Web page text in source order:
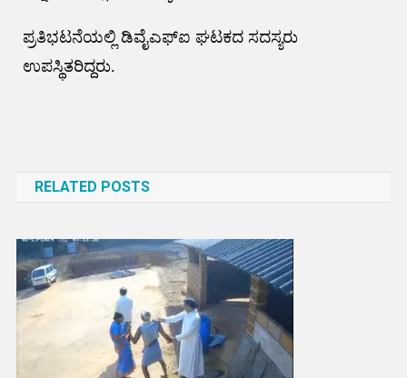
ಪ್ರತಿಭಟನೆಯಲ್ಲಿ ಡಿವೈಎಫ್ಐ ಘಟಕದ ಸದಸ್ಯರು
ಉಪಸ್ಥಿತರಿದ್ದರು.
RELATED POSTS